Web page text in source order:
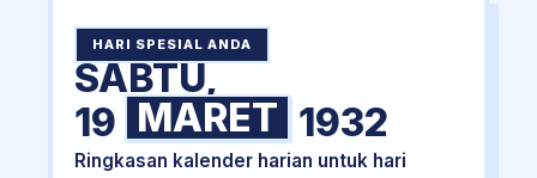
HARI SPESIAL ANDA
SABTU,
19 MARET 1932
Ringkasan kalender harian untuk hari